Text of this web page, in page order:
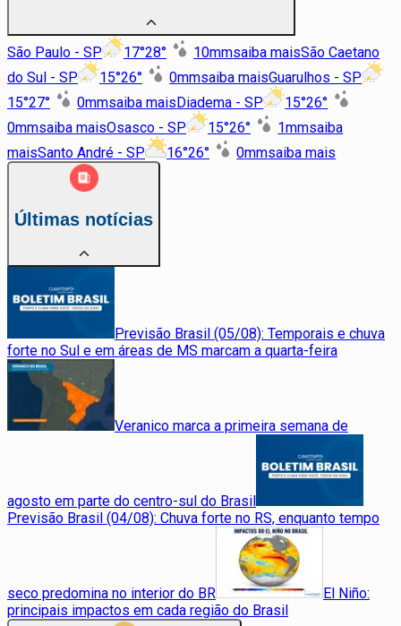
São Paulo - SP 17°28° 10mmsaiba maisSão Caetano
do Sul - SP
15°26° 0mmsaiba maisGuarulhos - SP
15°27° 0mmsaiba maisDiadema - SP 15°26°
0mmsaiba maisOsasco - SP 15°26° 1mmsaiba
maisSanto André - SP 16°26° 0mmsaiba mais
Últimas notícias
Previsão Brasil (05/08): Temporais e chuva
forte no Sul e em áreas de MS marcam a quarta-feira
Veranico marca a primeira semana de
agosto em parte do centro-sul do Brasil
Previsão Brasil (04/08): Chuva forte no RS, enquanto tempo
seco predomina no interior do BR
El Niño:
principais impactos em cada região do Brasil